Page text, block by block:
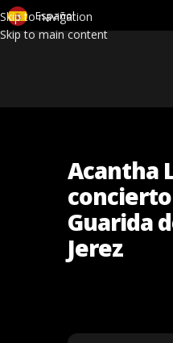
Skip to navigation
Skip to main content
Español
Acantha
Guarida
Jerez